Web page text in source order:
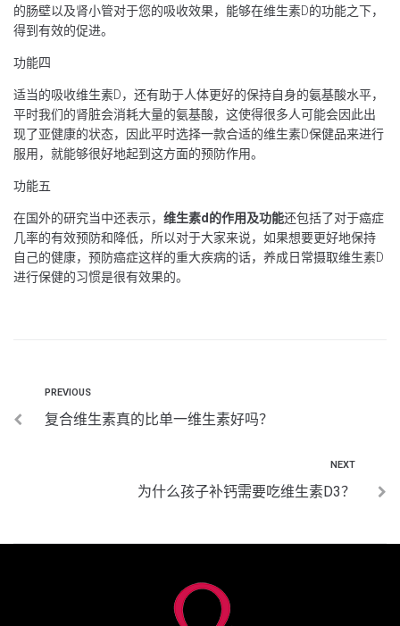
的肠壁以及肾小管对于您的吸收效果，能够在维生素D的功能之下，
得到有效的促进。
功能四
适当的吸收维生素D，还有助于人体更好的保持自身的氨基酸水平，
平时我们的肾脏会消耗大量的氨基酸，这使得很多人可能会因此出
现了亚健康的状态，因此平时选择一款合适的维生素D保健品来进行
服用，就能够很好地起到这方面的预防作用。
功能五
在国外的研究当中还表示， 维生素d的作用及功能还包括了对于癌症
几率的有效预防和降低，所以对于大家来说，如果想要更好地保持
自己的健康，预防癌症这样的重大疾病的话，养成日常摄取维生素D
进行保健的习惯是很有效果的。
PREVIOUS
复合维生素真的比单一维生素好吗？
NEXT
为什么孩子补钙需要吃维生素D3？